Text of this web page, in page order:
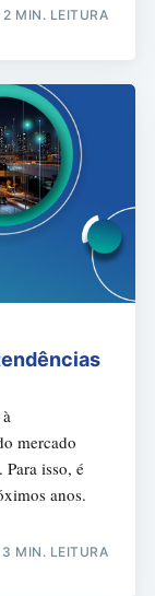
2 MIN. LEITURA
mercado
isso, é
anos.
3 MIN. LEITURA